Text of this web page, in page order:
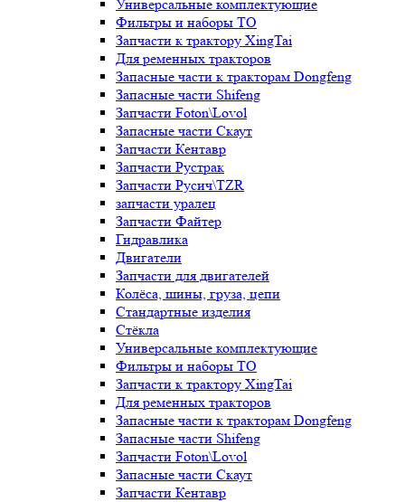
Универсальные комплектующие
Фильтры и наборы ТО
Запчасти к трактору XingTai
Для ременных тракторов
Запасные части к тракторам Dongfeng
Запасные части Shifeng
Запчасти Foton\Lovol
Запасные части Скаут
Запчасти Кентавр
Запчасти Рустрак
Запчасти Русич\TZR
запчасти уралец
Запчасти Файтер
Гидравлика
Двигатели
Запчасти для двигателей
Колёса, шины, груза, цепи
Стандартные изделия
Стёкла
Универсальные комплектующие
Фильтры и наборы ТО
Запчасти к трактору XingTai
Для ременных тракторов
Запасные части к тракторам Dongfeng
Запасные части Shifeng
Запчасти Foton\Lovol
Запасные части Скаут
Запчасти Кентавр